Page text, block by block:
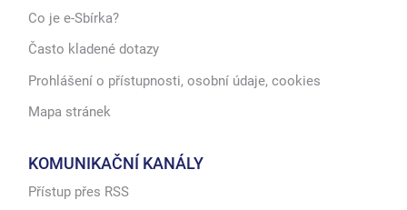
Co je e-Sbírka?
Často kladené dotazy
Prohlášení o přístupnosti, osobní údaje, cookies
Mapa stránek
KOMUNIKAČNÍ KANÁLY
Přístup přes RSS